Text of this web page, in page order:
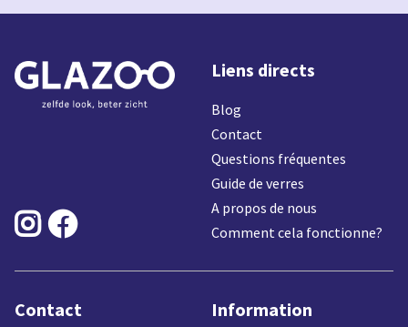
 
Liens directs
Blog
Contact
Questions fréquentes
Guide de verres
A propos de nous
Comment cela fonctionne?
Contact Information